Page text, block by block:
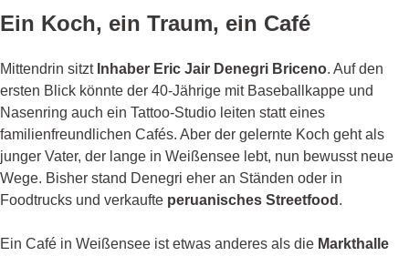
Ein Koch, ein Traum, ein Café
Mittendrin sitzt Inhaber Eric Jair Denegri Briceno. Auf den
ersten Blick könnte der 40-Jährige mit Baseballkappe und
Nasenring auch ein Tattoo-Studio leiten statt eines
familienfreundlichen Cafés. Aber der gelernte Koch geht als
junger Vater, der lange in Weißensee lebt, nun bewusst neue
Wege. Bisher stand Denegri eher an Ständen oder in
Foodtrucks und verkaufte peruanisches Streetfood .
Ein Café in Weißensee ist etwas anderes als die Markthalle